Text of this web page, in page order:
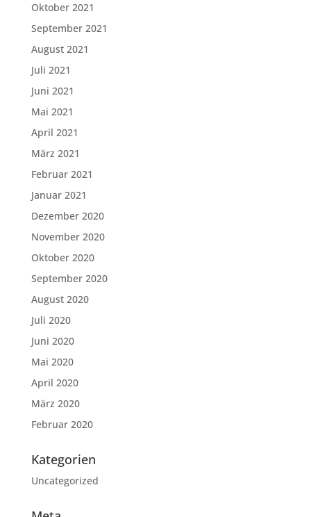
Oktober 2021
September 2021
August 2021
Juli 2021
Juni 2021
Mai 2021
April 2021
März 2021
Februar 2021
Januar 2021
Dezember 2020
November 2020
Oktober 2020
September 2020
August 2020
Juli 2020
Juni 2020
Mai 2020
April 2020
März 2020
Februar 2020
Kategorien
Uncategorized